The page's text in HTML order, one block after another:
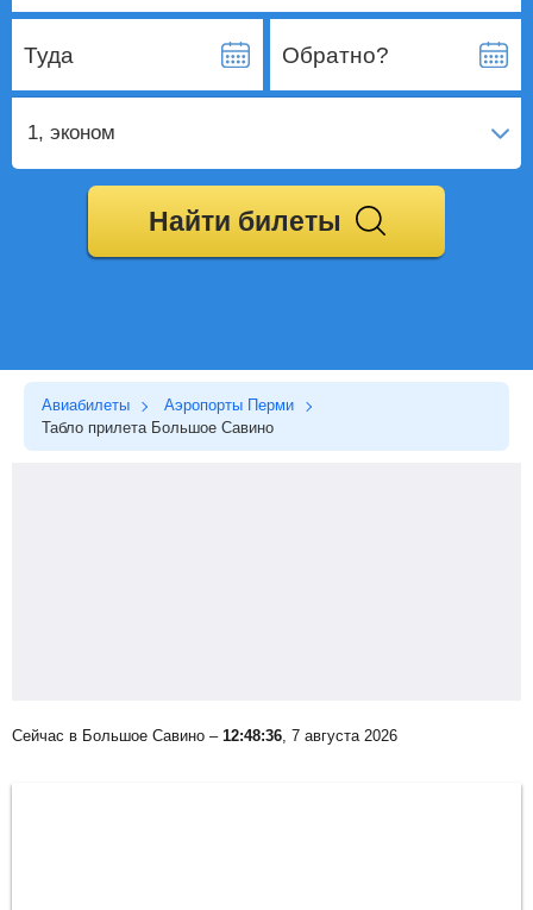
Туда Обратно?
1, эконом
Найти билеты
Авиабилеты
Аэропорты Перми
Табло прилета Большое Савино
Сейчас в Большое Савино – 12:48:36, 7 августа 2026